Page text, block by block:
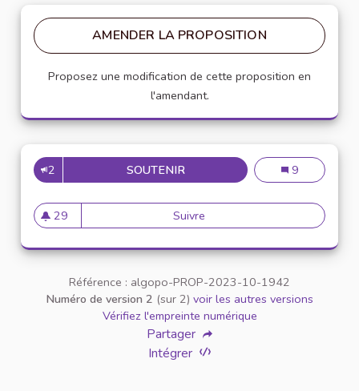
AMENDER LA PROPOSITION
Proposez une modification de cette proposition en
l'amendant.
2 SOUTENIRVÉGÉTALISATION DE L'IEP
Végétalisation
9
29
29 abonnés
Suivre
Référence : algopo-PROP-2023-10-1942
Numéro de version 2 (sur 2) voir les autres versions
Vérifiez l'empreinte numérique
Partager
Intégrer